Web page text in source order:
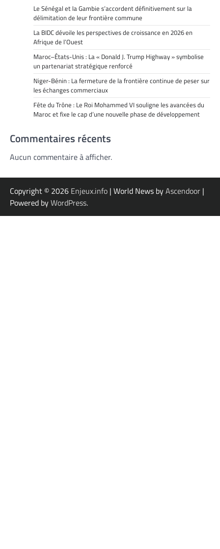
Le Sénégal et la Gambie s’accordent définitivement sur la
délimitation de leur frontière commune
La BIDC dévoile les perspectives de croissance en 2026 en
Afrique de l’Ouest
Maroc–États-Unis : La « Donald J. Trump Highway » symbolise
un partenariat stratégique renforcé
Niger-Bénin : La fermeture de la frontière continue de peser sur
les échanges commerciaux
Fête du Trône : Le Roi Mohammed VI souligne les avancées du
Maroc et fixe le cap d’une nouvelle phase de développement
Commentaires récents
Aucun commentaire à afficher.
Copyright © 2026 Enjeux.info | World News byAscendoor |
Powered byWordPress.